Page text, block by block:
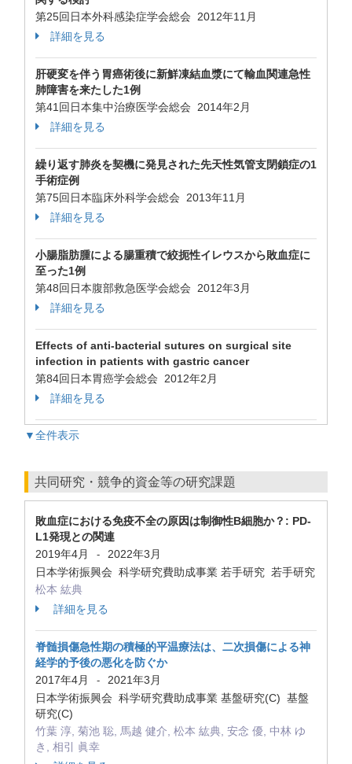
第25回日本外科感染症学会総会 2012年11月
詳細を見る
肝硬変を伴う胃癌術後に新鮮凍結血漿にて輸血関連急性
肺障害を来たした1例
第41回日本集中治療医学会総会 2014年2月
詳細を見る
繰り返す肺炎を契機に発見された先天性気管支閉鎖症の1
手術症例
第75回日本臨床外科学会総会 2013年11月
詳細を見る
小腸脂肪腫による腸重積で絞扼性イレウスから敗血症に
至った1例
第48回日本腹部救急医学会総会 2012年3月
詳細を見る
Effects of anti-bacterial sutures on surgical site
infection in patients with gastric cancer
第84回日本胃癌学会総会 2012年2月
詳細を見る
▼全件表示
共同研究・競争的資金等の研究課題
敗血症における免疫不全の原因は制御性B細胞か？: PD-
L1発現との関連
2019年4月
-
2022年3月
日本学術振興会 科学研究費助成事業 若手研究 若手研究
松本 紘典
詳細を見る
脊髄損傷急性期の積極的平温療法は、二次損傷による神
経学的予後の悪化を防ぐか
2017年4月
-
2021年3月
日本学術振興会 科学研究費助成事業 基盤研究(C) 基盤
研究(C)
竹葉 淳, 菊池 聡, 馬越 健介, 松本 紘典, 安念 優, 中林 ゆ
き, 相引 眞幸